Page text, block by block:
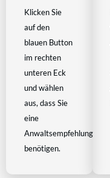
Klicken Sie
auf den
blauen Button
im rechten
unteren Eck
und wählen
aus, dass Sie
eine
Anwaltsempfehlung
benötigen.